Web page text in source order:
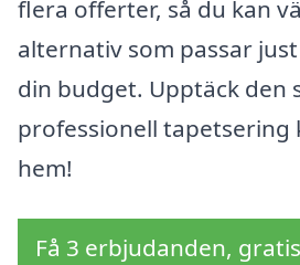
flera offerter, så du kan
alternativ som passar
din budget. Upptäck den
professionell tapetsering
hem!
Få 3 erbjudanden,